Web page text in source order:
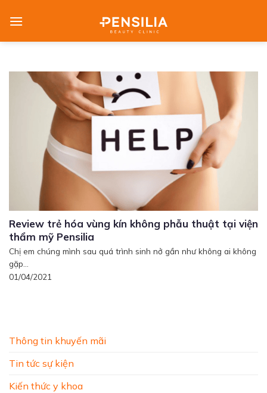
Thông tin khuyến mãi
Tin tức sự kiện
Kiến thức y khoa
Review trẻ hóa vùng kín không phẫu thuật tại viện
thẩm mỹ Pensilia
Chị em chúng mình sau quá trình sinh nở gần như không ai không
gặp...
01/04/2021